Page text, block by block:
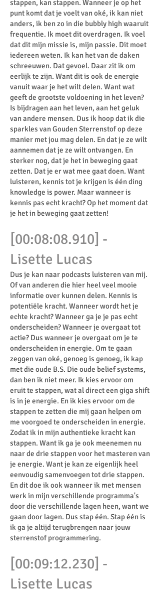
stappen, kan stappen. Wanneer je op het
punt komt dat je voelt van oké, ik kan niet
anders, ik ben zo in die bubbly high waaruit
frequentie. Ik moet dit overdragen. Ik voel
dat dit mijn missie is, mijn passie. Dit moet
iedereen weten. Ik kan het van de daken
schreeuwen. Dat gevoel. Daar zit ik om
eerlijk te zijn. Want dit is ook de energie
vanuit waar je het wilt delen. Want wat
geeft de grootste voldoening in het leven?
Is bijdragen aan het leven, aan het geluk
van andere mensen. Dus ik hoop dat ik die
sparkles van Gouden Sterrenstof op deze
manier met jou mag delen. En dat je ze wilt
aannemen dat je ze wilt ontvangen. En
sterker nog, dat je het in beweging gaat
zetten. Dat je er wat mee gaat doen. Want
luisteren, kennis tot je krijgen is één ding
knowledge is power. Maar wanneer is
kennis pas echt kracht? Op het moment dat
je het in beweging gaat zetten!
[00:08:08.910] -
Lisette Lucas
Dus je kan naar podcasts luisteren van mij.
Of van anderen die hier heel veel mooie
informatie over kunnen delen. Kennis is
potentiële kracht. Wanneer wordt het je
echte kracht? Wanneer ga je je pas echt
onderscheiden? Wanneer je overgaat tot
actie? Dus wanneer je overgaat om je te
onderscheiden in energie. Om te gaan
zeggen van oké, genoeg is genoeg, ik kap
met die oude B.S. Die oude belief systems,
dan ben ik niet meer. Ik kies ervoor om
eruit te stappen, wat al direct een giga shift
is in je energie. En ik kies ervoor om de
stappen te zetten die mij gaan helpen om
me voorgoed te onderscheiden in energie.
Zodat ik in mijn authentieke kracht kan
stappen. Want ik ga je ook meenemen nu
naar de drie stappen voor het masteren van
je energie. Want je kan ze eigenlijk heel
eenvoudig samenvoegen tot drie stappen.
En dit doe ik ook wanneer ik met mensen
werk in mijn verschillende programma's
door die verschillende lagen heen, want we
gaan door lagen. Dus stap één. Stap één is
ik ga je altijd terugbrengen naar jouw
sterrenstof programmering.
[00:09:12.230] -
Lisette Lucas